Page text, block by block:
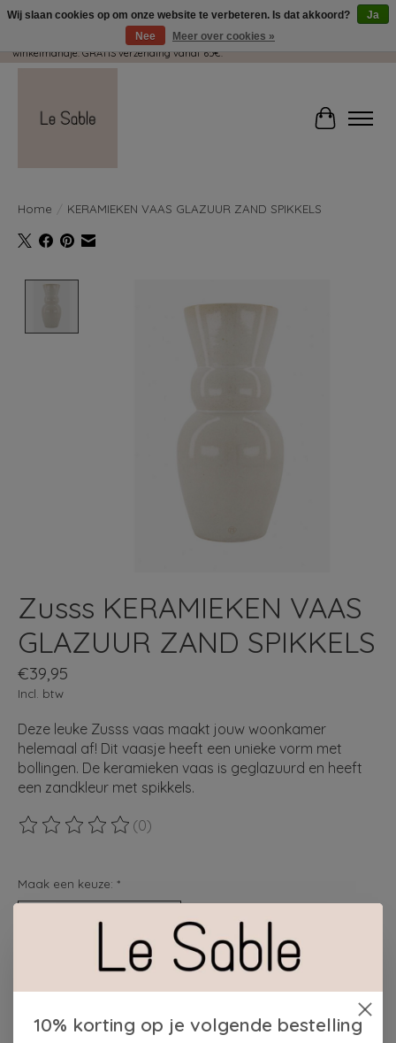
Wij pakken met plezier jouw kadootjes GRATIS in! Duid dit zeker aan in je
winkelmandje. GRATIS verzending vanaf 65€.
Home KERAMIEKEN VAAS GLAZUUR ZAND SPIKKELS
Zusss KERAMIEKEN VAAS
GLAZUUR ZAND SPIKKELS
€39,95
Incl. btw
Deze leuke Zusss vaas maakt jouw woonkamer
helemaal af! Dit vaasje heeft een unieke vorm met
bollingen. De keramieken vaas is geglazuurd en heeft
een zandkleur met spikkels.
De beoordeling van dit product is
(0)
Maak een keuze: *
Wij slaan cookies op om onze website te verbeteren. Is dat akkoord?
Ja
Nee
Meer over cookies »
10% korting op je volgende bestelling